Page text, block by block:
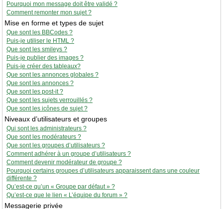
Pourquoi mon message doit être validé ?
Comment remonter mon sujet ?
Mise en forme et types de sujet
Que sont les BBCodes ?
Puis-je utiliser le HTML ?
Que sont les smileys ?
Puis-je publier des images ?
Puis-je créer des tableaux?
Que sont les annonces globales ?
Que sont les annonces ?
Que sont les post-it ?
Que sont les sujets verrouillés ?
Que sont les icônes de sujet ?
Niveaux d’utilisateurs et groupes
Qui sont les administrateurs ?
Que sont les modérateurs ?
Que sont les groupes d’utilisateurs ?
Comment adhérer à un groupe d’utilisateurs ?
Comment devenir modérateur de groupe ?
Pourquoi certains groupes d’utilisateurs apparaissent dans une couleur
différente ?
Qu’est-ce qu’un « Groupe par défaut » ?
Qu’est-ce que le lien « L’équipe du forum » ?
Messagerie privée